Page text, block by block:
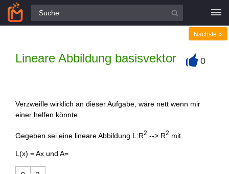
Alle Fragen
Lineare Abbildung basisvektor
Nächste »
0
Verzweifle wirklich an dieser Aufgabe, wäre nett wenn mir
einer helfen könnte.
Gegeben sei eine lineare Abbildung L:R2 --> R2 mit
L(x) = Ax und A=